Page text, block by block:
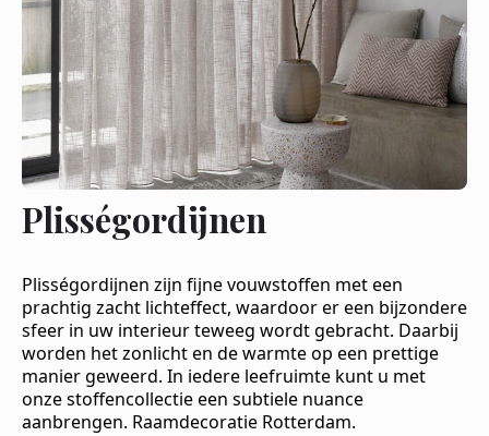
Plisségordijnen
Plisségordijnen zijn fijne vouwstoffen met een
prachtig zacht lichteffect, waardoor er een bijzondere
sfeer in uw interieur teweeg wordt gebracht. Daarbij
worden het zonlicht en de warmte op een prettige
manier geweerd. In iedere leefruimte kunt u met
onze stoffencollectie een subtiele nuance
aanbrengen. Raamdecoratie Rotterdam.